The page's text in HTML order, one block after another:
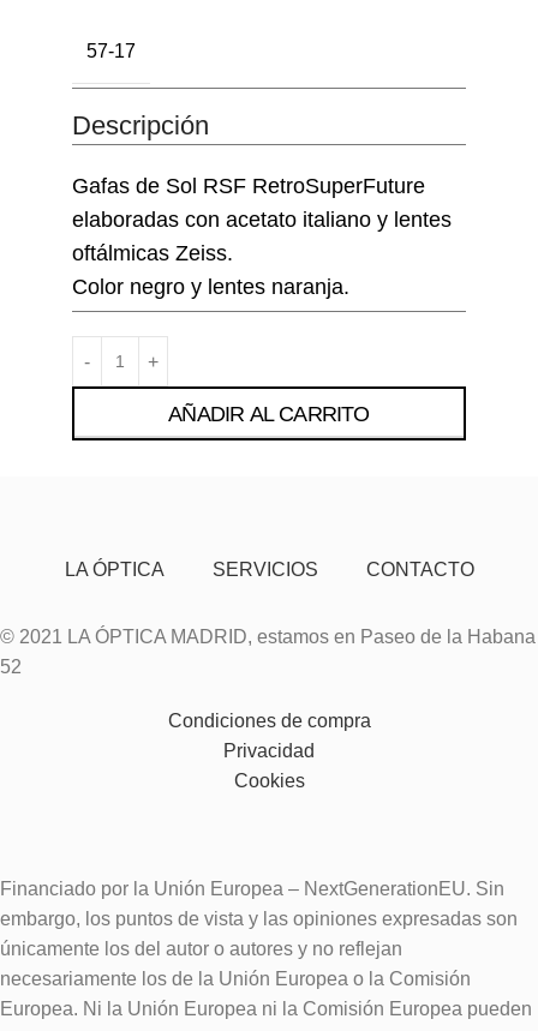
57-17
Descripción
Gafas de Sol RSF RetroSuperFuture
elaboradas con acetato italiano y lentes
oftálmicas Zeiss.
Color negro y lentes naranja.
AÑADIR AL CARRITO
LA ÓPTICA SERVICIOS CONTACTO
© 2021 LA ÓPTICA MADRID, estamos en Paseo de la Habana
52
Condiciones de compra
Privacidad
Cookies
Financiado por la Unión Europea – NextGenerationEU. Sin
embargo, los puntos de vista y las opiniones expresadas son
únicamente los del autor o autores y no reflejan
necesariamente los de la Unión Europea o la Comisión
Europea. Ni la Unión Europea ni la Comisión Europea pueden